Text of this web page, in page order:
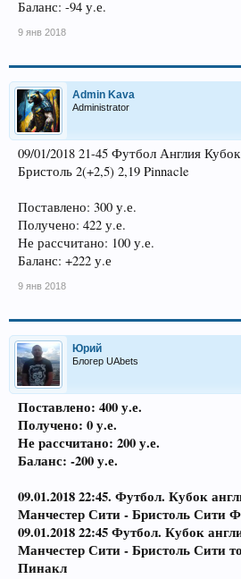
Баланс: -94 у.е.
9 янв 2018
Admin Kava
Administrator
09/01/2018 21-45 Футбол Англия
Бристоль 2(+2,5) 2,19 Pinnacle
Поставлено: 300 у.е.
Получено: 422 у.е.
Не рассчитано: 100 у.е.
Баланс: +222 у.е
9 янв 2018
Юрий
Блогер UAbets
Поставлено: 400 у.е.
Получено: 0 у.е.
Не рассчитано: 200 у.е.
Баланс: -200 у.е.
09.01.2018 22:45. Футбол. Кубок
Манчестер Сити - Бристоль Сити
09.01.2018 22:45 Футбол. Кубок
Манчестер Сити - Бристоль Сити
Пинакл